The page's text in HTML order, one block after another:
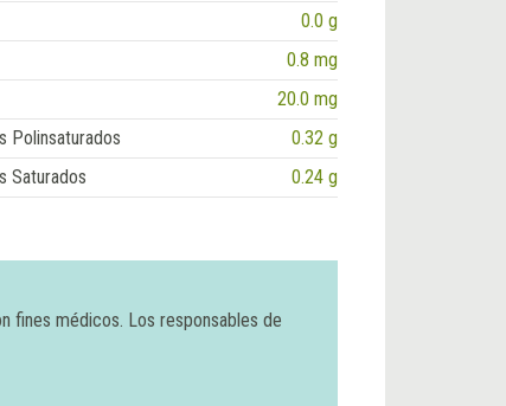
0.0 g
0.8 mg
20.0 mg
Polinsaturados
0.32 g
Saturados
0.24 g
fines médicos. Los responsables de